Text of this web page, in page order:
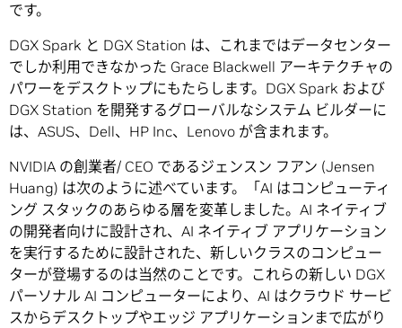
です。
DGX Spark と DGX Station は、これまではデータセンター
でしか利用できなかった Grace Blackwell アーキテクチャの
パワーをデスクトップにもたらします。DGX Spark および
DGX Station を開発するグローバルなシステム ビルダーに
は、ASUS、Dell、HP Inc、Lenovo が含まれます。
NVIDIA の創業者/ CEO であるジェンスン フアン (Jensen
Huang) は次のように述べています。「AI はコンピューティ
ング スタックのあらゆる層を変革しました。AI ネイティブ
の開発者向けに設計され、AI ネイティブ アプリケーション
を実行するために設計された、新しいクラスのコンピュー
ターが登場するのは当然のことです。これらの新しい DGX
パーソナル AI コンピューターにより、AI はクラウド サービ
スからデスクトップやエッジ アプリケーションまで広がり